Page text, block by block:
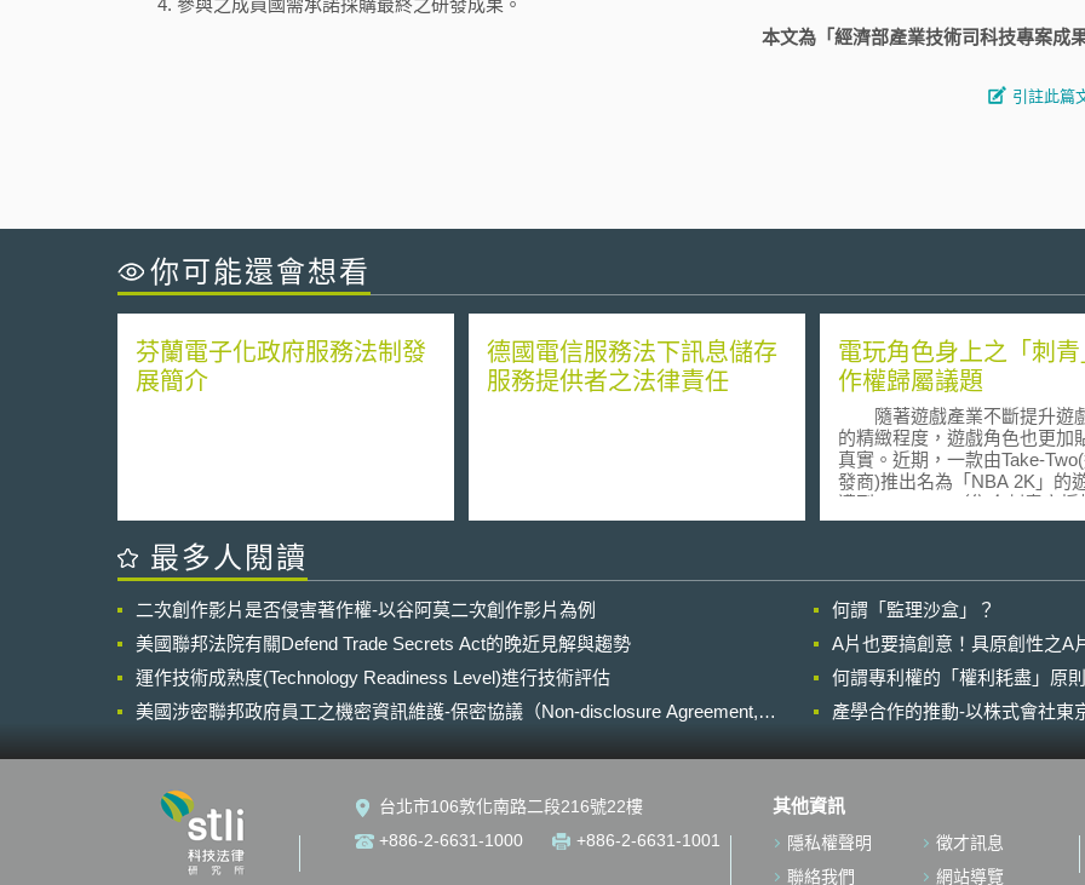
參與之成員國需承諾採購最終之研發成果。
本文為「經濟部產業技術司科技專案成果
引註此篇
你可能還會想看
芬蘭電子化政府服務法制發
展簡介
德國電信服務法下訊息儲存
服務提供者之法律責任
電玩角色身上之「刺青
作權歸屬議題
隨著遊戲產業不斷提升遊
的精緻程度，遊戲角色也更加
真實。近期，一款由Take-
發商)推出名為「NBA 2K」的
遭到Solid Oak（集合刺青家授
護刺青著作權）控告遊戲角色
入著作權保護範圍內及遊戲開
於刺青的再次使用及展示有無
權法。Solid Oak顯然符合關於
法對於原創性（original works
求，惟由於刺青師與運動員並
著作權協議，因此推斷刺青師
上屬於公平且微量的。他們在
動員真實性形象，若不去暫停
大畫面，幾乎看不清楚那些圖
青）。由於本案仍在訴訟中，
否能肯認此為合理使用，並未
最多人閱讀
二次創作影片是否侵害著作權-以谷阿莫二次創作影片為例
何謂「監理沙盒」？
美國聯邦法院有關Defend Trade Secrets Act的晚近見解與趨勢
A片也要搞創意！具原創性之A
運作技術成熟度(Technology Readiness Level)進行技術評估
何謂專利權的「權利耗盡」原
美國涉密聯邦政府員工之機密資訊維護-保密協議（Non-disclosure Agreement,
產學合作的推動-以株式會社東
台北市106敦化南路二段216號22樓
+886-2-6631-1000
+886-2-6631-1001
其他資訊
隱私權聲明
徵才訊息
聯絡我們
網站導覽